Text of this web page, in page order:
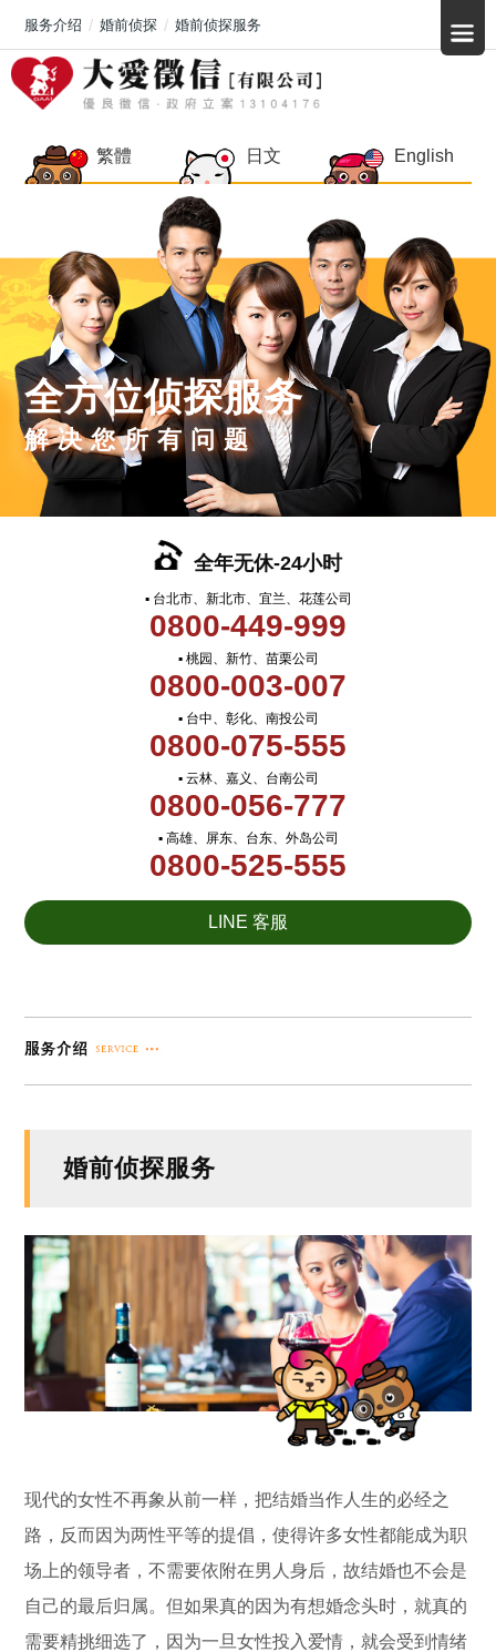
繁體 日文 English
全方位侦探服务
解决您所有问题
全年无休-24小时
▪ 台北市、新北市、宜兰、花莲公司
0800-449-999
▪ 桃园、新竹、苗栗公司
0800-003-007
▪ 台中、彰化、南投公司
0800-075-555
▪ 云林、嘉义、台南公司
0800-056-777
▪ 高雄、屏东、台东、外岛公司
0800-525-555
LINE 客服
服务介绍 婚前侦探 婚前侦探服务
婚前侦探服务
现代的女性不再象从前一样，把结婚当作人生的必经之
路，反而因为两性平等的提倡，使得许多女性都能成为职
场上的领导者，不需要依附在男人身后，故结婚也不会是
自己的最后归属。但如果真的因为有想婚念头时，就真的
需要精挑细选了，因为一旦女性投入爱情，就会受到情绪